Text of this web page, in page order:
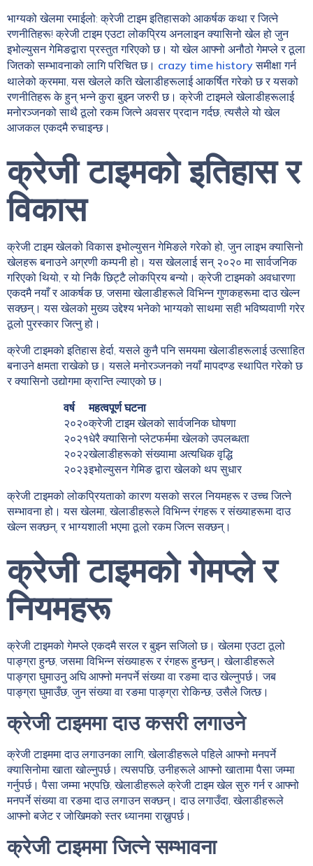
भाग्यको खेलमा रमाईलो: क्रेजी टाइम इतिहासको आकर्षक कथा र जित्ने
रणनीतिहरू! क्रेजी टाइम एउटा लोकप्रिय अनलाइन क्यासिनो खेल हो जुन
इभोल्युसन गेमिङद्वारा प्रस्तुत गरिएको छ। यो खेल आफ्नो अनौठो गेमप्ले र ठूला
जितको सम्भावनाको लागि परिचित छ। crazy time historyसमीक्षा गर्न
थालेको क्रममा, यस खेलले कति खेलाडीहरूलाई आकर्षित गरेको छ र यसको
रणनीतिहरू के हुन् भन्ने कुरा बुझ्न जरुरी छ। क्रेजी टाइमले खेलाडीहरूलाई
मनोरञ्जनको साथै ठूलो रकम जित्ने अवसर प्रदान गर्दछ, त्यसैले यो खेल
आजकल एकदमै रुचाइन्छ।
क्रेजी टाइमको इतिहास र
विकास
क्रेजी टाइम खेलको विकास इभोल्युसन गेमिङले गरेको हो, जुन लाइभ क्यासिनो
खेलहरू बनाउने अग्रणी कम्पनी हो। यस खेललाई सन् २०२० मा सार्वजनिक
गरिएको थियो, र यो निकै छिट्टै लोकप्रिय बन्यो। क्रेजी टाइमको अवधारणा
एकदमै नयाँ र आकर्षक छ, जसमा खेलाडीहरूले विभिन्न गुणकहरूमा दाउ खेल्न
सक्छन्। यस खेलको मुख्य उद्देश्य भनेको भाग्यको साथमा सही भविष्यवाणी गरेर
ठूलो पुरस्कार जित्नु हो।
क्रेजी टाइमको इतिहास हेर्दा, यसले कुनै पनि समयमा खेलाडीहरूलाई उत्साहित
बनाउने क्षमता राखेको छ। यसले मनोरञ्जनको नयाँ मापदण्ड स्थापित गरेको छ
र क्यासिनो उद्योगमा क्रान्ति ल्याएको छ।
वर्ष
महत्वपूर्ण घटना
२०२०क्रेजी टाइम खेलको सार्वजनिक घोषणा
२०२१धेरै क्यासिनो प्लेटफर्ममा खेलको उपलब्धता
२०२२खेलाडीहरूको संख्यामा अत्यधिक वृद्धि
२०२३इभोल्युसन गेमिङ द्वारा खेलको थप सुधार
क्रेजी टाइमको लोकप्रियताको कारण यसको सरल नियमहरू र उच्च जित्ने
सम्भावना हो। यस खेलमा, खेलाडीहरूले विभिन्न रंगहरू र संख्याहरूमा दाउ
खेल्न सक्छन्, र भाग्यशाली भएमा ठूलो रकम जित्न सक्छन्।
क्रेजी टाइमको गेमप्ले र
नियमहरू
क्रेजी टाइमको गेमप्ले एकदमै सरल र बुझ्न सजिलो छ। खेलमा एउटा ठूलो
पाङ्ग्रा हुन्छ, जसमा विभिन्न संख्याहरू र रंगहरू हुन्छन्। खेलाडीहरूले
पाङ्ग्रा घुमाउनु अघि आफ्नो मनपर्ने संख्या वा रङमा दाउ खेल्नुपर्छ। जब
पाङ्ग्रा घुमाउँछ, जुन संख्या वा रङमा पाङ्ग्रा रोकिन्छ, उसैले जित्छ।
क्रेजी टाइममा दाउ कसरी लगाउने
क्रेजी टाइममा दाउ लगाउनका लागि, खेलाडीहरूले पहिले आफ्नो मनपर्ने
क्यासिनोमा खाता खोल्नुपर्छ। त्यसपछि, उनीहरूले आफ्नो खातामा पैसा जम्मा
गर्नुपर्छ। पैसा जम्मा भएपछि, खेलाडीहरूले क्रेजी टाइम खेल सुरु गर्न र आफ्नो
मनपर्ने संख्या वा रङमा दाउ लगाउन सक्छन्। दाउ लगाउँदा, खेलाडीहरूले
आफ्नो बजेट र जोखिमको स्तर ध्यानमा राख्नुपर्छ।
क्रेजी टाइममा जित्ने सम्भावना